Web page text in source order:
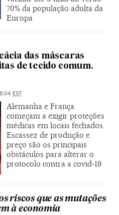
70% da população adulta da
Europa
das máscaras
de tecido comum.
EST
Alemanha e França
começam a exigir proteções
médicas em locais fechados.
Escassez de produção e
preço são os principais
obstáculos para alterar o
protocolo contra a covid-19
riscos que as mutações
à economia